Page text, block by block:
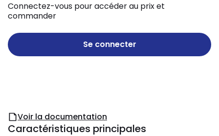
Connectez-vous pour accéder au prix et
commander
Se connecter
Voir la documentation
Caractéristiques principales